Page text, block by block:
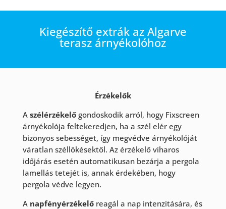
Kiegészítő extrák az Algarve
terasz árnyékolóhoz
Érzékelők
A szélérzékelő gondoskodik arról, hogy Fixscreen
árnyékolója feltekeredjen, ha a szél elér egy
bizonyos sebességet, így megvédve árnyékolóját
váratlan széllökésektől. Az érzékelő viharos
időjárás esetén automatikusan bezárja a pergola
lamellás tetejét is, annak érdekében, hogy
pergola védve legyen.
A napfényérzékelő reagál a nap intenzitására, és